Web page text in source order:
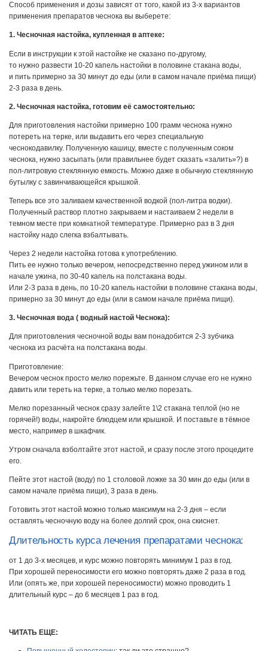
Способ применения и дозы зависят от того, какой из 3-х вариантов
применения препаратов чеснока вы выберете:
1. Чесночная настойка, купленная в аптеке:
Если в инструкции к этой настойке не сказано по-другому,
то нужно развести 10-20 капель настойки в половине стакана воды,
и пить примерно за 30 минут до еды (или в самом начале приёма пищи)
2-3 раза в день.
2. Чесночная настойка, готовим её самостоятельно:
Для приготовления настойки примерно 100 грамм чеснока нужно
потереть на терке, или выдавить его через специальную
чеснокодавилку. Полученную кашицу, вместе с полученным соком
чеснока, нужно засыпать (или правильнее будет сказать «залить»?) в
пол-литровую стеклянную емкость. Можно даже в обычную стеклянную
бутылку с завинчивающейся крышкой.
Теперь все это заливаем качественной водкой (пол-литра водки).
Полученный раствор плотно закрываем и настаиваем 2 недели в
темном месте при комнатной температуре. Примерно раз в 3 дня
настойку надо слегка взбалтывать.
Через 2 недели настойка готова к употреблению.
Пить ее нужно только вечером, непосредственно перед ужином или в
начале ужина, по 30-40 капель на полстакана воды.
Или 2-3 раза в день, по 10-20 капель настойки в половине стакана воды,
примерно за 30 минут до еды (или в самом начале приёма пищи).
3. Чесночная вода ( водный настой Чеснока):
Для приготовления чесночной воды вам понадобится 2-3 зубчика
чеснока из расчёта на полстакана воды.
Приготовление:
Вечером чеснок просто мелко порежьте. В данном случае его не нужно
давить или тереть на терке, а только мелко порезать.
Мелко порезанный чеснок сразу залейте 1\2 стакана теплой (но не
горячей!) воды, накройте блюдцем или крышкой. И поставьте в тёмное
место, например в шкафчик.
Утром сначала взболтайте этот настой, и сразу после этого процедите
его.
Пейте этот настой (воду) по 1 столовой ложке за 30 мин до еды (или в
самом начале приёма пищи), 3 раза в день.
Готовить этот настой можно только максимум на 2-3 дня – если
оставлять чесночную воду на более долгий срок, она скиснет.
Длительность курса лечения препаратами чеснока:
от 1 до 3-х месяцев, и курс можно повторять минимум 1 раз в год.
При хорошей переносимости его можно повторять даже 2 раза в год.
Или (опять же, при хорошей переносимости) можно проводить 1
длительный курс – до 6 месяцев 1 раз в год.
ЧИТАТЬ ЕЩЕ: